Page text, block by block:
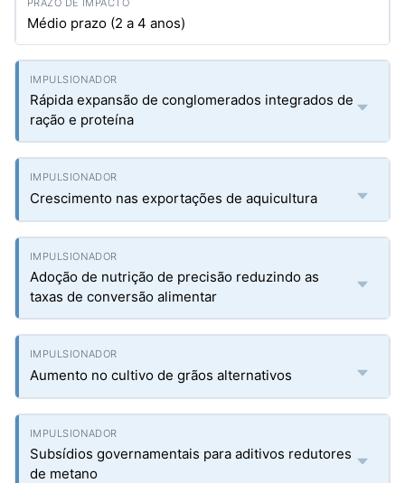
Médio prazo (2 a 4 anos)
Rápida expansão de conglomerados integrados de
ração e proteína
Crescimento nas exportações de aquicultura
Adoção de nutrição de precisão reduzindo as
taxas de conversão alimentar
Aumento no cultivo de grãos alternativos
Subsídios governamentais para aditivos redutores
de metano